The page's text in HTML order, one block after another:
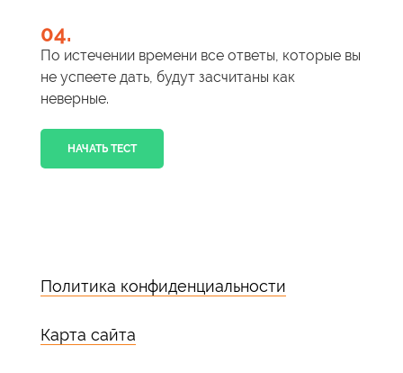
04.
По истечении времени все ответы, которые вы
не успеете дать, будут засчитаны как
неверные.
НАЧАТЬ ТЕСТ
Политика конфиденциальности
Карта сайта